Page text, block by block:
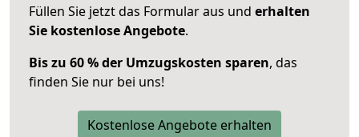
Füllen Sie jetzt das Formular aus und erhalten
Sie kostenlose Angebote.
Bis zu 60 % der Umzugskosten sparen, das
finden Sie nur bei uns!
Kostenlose Angebote erhalten